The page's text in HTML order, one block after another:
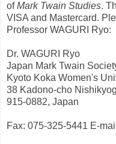
ofMark Twain Studies.
VISA and Mastercard.
Professor WAGURI Ryo:
Dr. WAGURI Ryo
Japan Mark Twain
Kyoto Koka Women's
38 Kadono-cho
915-0882, Japan
Fax: 075-325-5441 E-